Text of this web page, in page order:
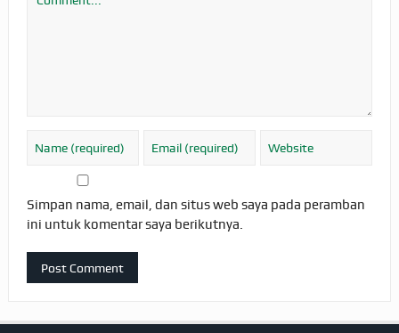
Simpan nama, email, dan situs web saya pada peramban
ini untuk komentar saya berikutnya.